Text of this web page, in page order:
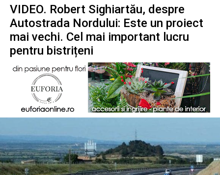
VIDEO. Robert Sighiartău, despre
Autostrada Nordului: Este un proiect
mai vechi. Cel mai important lucru
pentru bistrițeni